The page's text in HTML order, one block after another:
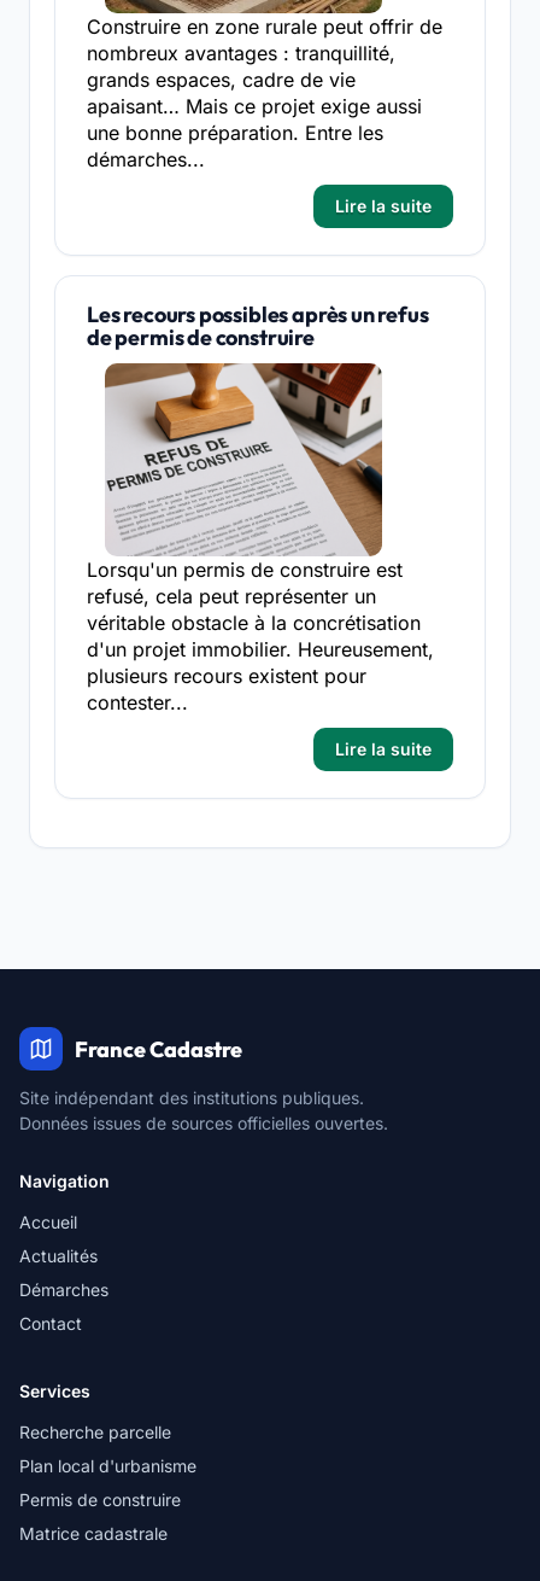
Construire en zone rurale peut offrir de
nombreux avantages : tranquillité,
grands espaces, cadre de vie
apaisant… Mais ce projet exige aussi
une bonne préparation. Entre les
démarches...
Lire la suite
Les recours possibles après un refus
de permis de construire
Lorsqu'un permis de construire est
refusé, cela peut représenter un
véritable obstacle à la concrétisation
d'un projet immobilier. Heureusement,
plusieurs recours existent pour
contester...
Lire la suite
France Cadastre
Site indépendant des institutions publiques.
Données issues de sources officielles ouvertes.
Navigation
Accueil
Actualités
Démarches
Contact
Services
Recherche parcelle
Plan local d'urbanisme
Permis de construire
Matrice cadastrale